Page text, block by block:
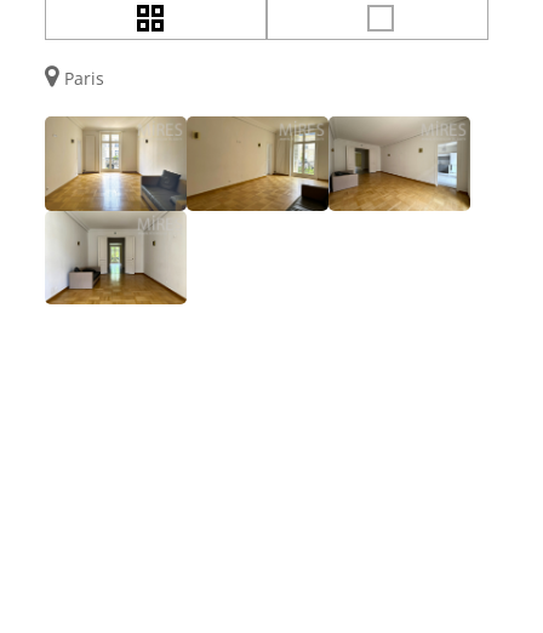
Paris